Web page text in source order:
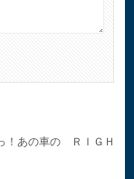
！あの車の ＲＩＧＨ